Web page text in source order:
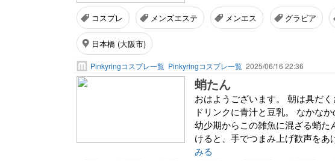
コスプレ メンズエステ メンエス グラビア
日本橋 (大阪市)
Pinkyringコスプレ一覧 Pinkyringコスプレ一覧 2025/06/16 22:36
蛸たん
おはようございます。 朝は具だ
ドリンクに青汁と豆乳。 なかな
幼少期からこの雑魚に混ざる蛸
けると、手でつまみ上げ歓声を
みる